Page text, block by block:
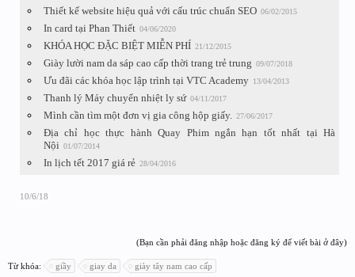
Thiết kế website hiệu quả với cấu trúc chuẩn SEO 06/02/2015
In card tại Phan Thiết 04/06/2020
KHÓA HỌC ĐẶC BIỆT MIỄN PHÍ 21/12/2015
Giày lười nam da sáp cao cấp thời trang trẻ trung 09/07/2018
Ưu đãi các khóa học lập trình tại VTC Academy 13/04/2013
Thanh lý Máy chuyển nhiệt ly sứ 04/11/2017
Mình cần tìm một đơn vị gia công hộp giấy. 27/06/2017
Địa chỉ học thực hành Quay Phim ngắn hạn tốt nhất tại Hà
Nội 01/07/2014
In lịch tết 2017 giá rẻ 28/04/2016
10/6/18
(Bạn cần phải đăng nhập hoặc đăng ký để viết bài ở đây)
Từ khóa: giầy giay da giày tây nam cao cấp